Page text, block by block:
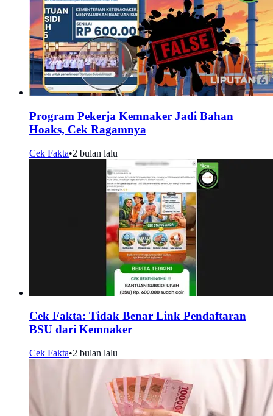
Program Pekerja Kemnaker Jadi Bahan
Hoaks, Cek Ragamnya
Cek Fakta•2 bulan lalu
Cek Fakta: Tidak Benar Link Pendaftaran
BSU dari Kemnaker
Cek Fakta•2 bulan lalu